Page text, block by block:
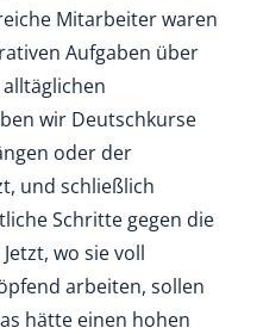
Mitarbeiter waren
Aufgaben über
wir Deutschkurse
oder der
und schließlich
Schritte gegen die
wo sie voll
arbeiten, sollen
hätte einen hohen